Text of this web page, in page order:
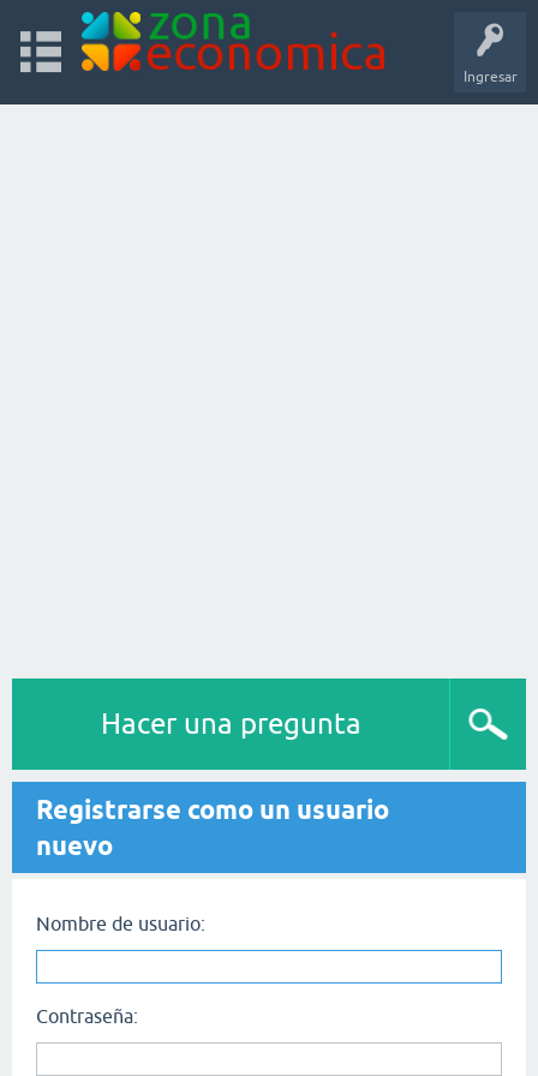
Ingresar
Hacer una pregunta
Registrarse como un usuario
nuevo
Nombre de usuario:
Contraseña: